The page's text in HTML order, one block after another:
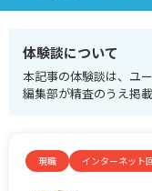
体験談について
本記事の体験談は、ユ
編集部が精査のうえ掲載
現職 インターネット